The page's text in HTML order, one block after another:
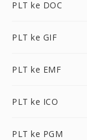
PLT ke DOC
PLT ke GIF
PLT ke EMF
PLT ke ICO
PLT ke PGM